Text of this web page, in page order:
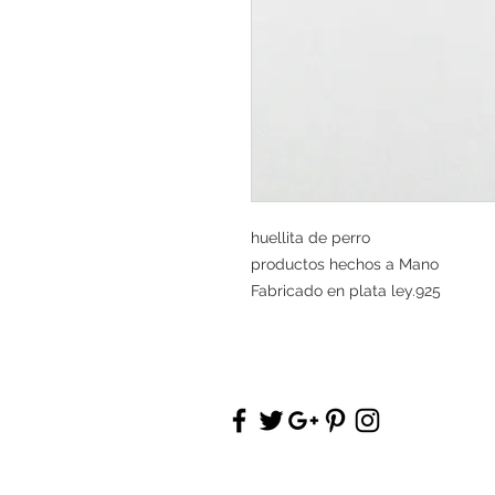
huellita de perro
productos hechos a Mano
Fabricado en plata ley.925